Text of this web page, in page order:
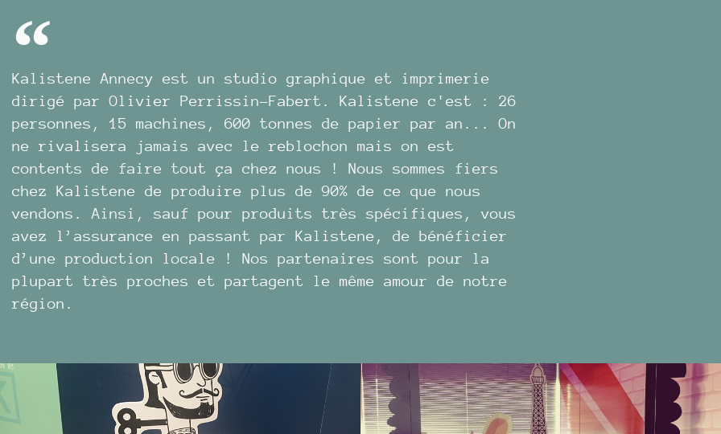
Kalistene Annecy est un studio graphique et imprimerie
dirigé par Olivier Perrissin-Fabert. Kalistene c'est : 26
personnes, 15 machines, 600 tonnes de papier par an... On
ne rivalisera jamais avec le reblochon mais on est
contents de faire tout ça chez nous ! Nous sommes fiers
chez Kalistene de produire plus de 90% de ce que nous
vendons. Ainsi, sauf pour produits très spécifiques, vous
avez l’assurance en passant par Kalistene, de bénéficier
d’une production locale ! Nos partenaires sont pour la
plupart très proches et partagent le même amour de notre
région.